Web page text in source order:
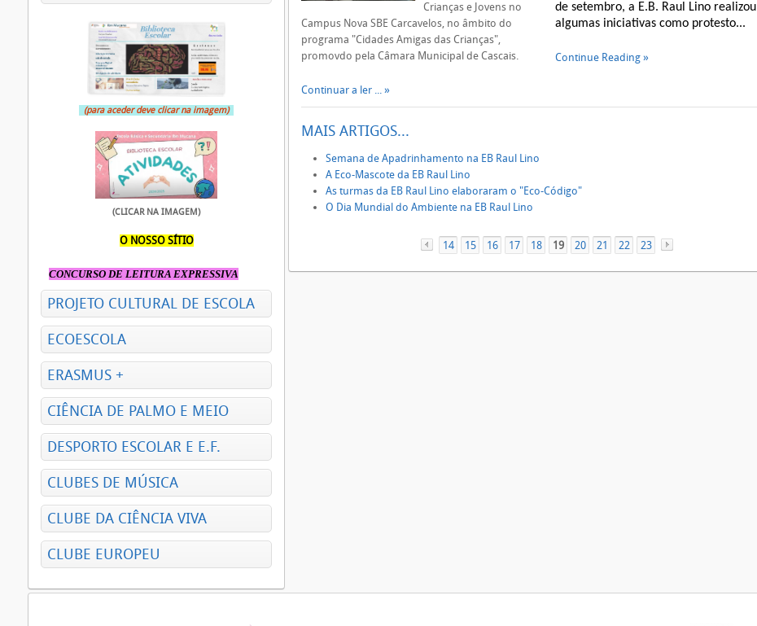
Crianças e Jovens no
Campus Nova SBE Carcavelos, no âmbito do
programa "Cidades Amigas das Crianças",
promovdo pela Câmara Municipal de Cascais.
Continuar a ler ...
de setembro, a E.B. Raul Lino realizou
algumas iniciativas como protesto...
Continue Reading
MAIS ARTIGOS...
Semana de Apadrinhamento na EB Raul Lino
A Eco-Mascote da EB Raul Lino
As turmas da EB Raul Lino elaboraram o "Eco-Código"
O Dia Mundial do Ambiente na EB Raul Lino
«
14 15 16 17 18 19 20 21 22 23
(para aceder deve clicar na imagem)
(CLICAR NA IMAGEM)
O NOSSO SÍTIO
CONCURSO DE LEITURA EXPRESSIVA
PROJETO CULTURAL DE ESCOLA
ECOESCOLA
ERASMUS +
CIÊNCIA DE PALMO E MEIO
DESPORTO ESCOLAR E E.F.
CLUBES DE MÚSICA
CLUBE DA CIÊNCIA VIVA
CLUBE EUROPEU